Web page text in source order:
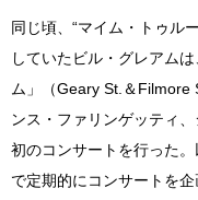
同じ頃、“マイム・トゥル
していたビル・グレアム
ム」（Geary St.＆Filmore
ンス・ファリンゲッティ
初のコンサートを行った
で定期的にコンサートを